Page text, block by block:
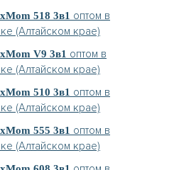
518 3в1 оптом в
(Алтайском крае)
V9 3в1 оптом в
(Алтайском крае)
510 3в1 оптом в
(Алтайском крае)
555 3в1 оптом в
(Алтайском крае)